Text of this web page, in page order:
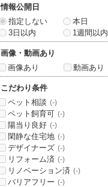
情報公開日
指定しない
本日
3日以内
1週間以内
画像・動画あり
画像あり
動画あり
こだわり条件
ペット相談 (-)
ペット飼育可 (-)
陽当り良好 (-)
閑静な住宅地 (-)
デザイナーズ (-)
リフォーム済 (-)
リノベーション済 (-)
バリアフリー (-)